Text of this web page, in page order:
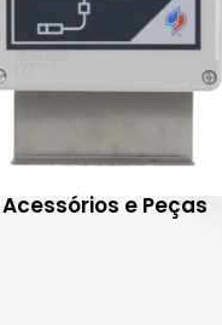
Acessórios e Peças